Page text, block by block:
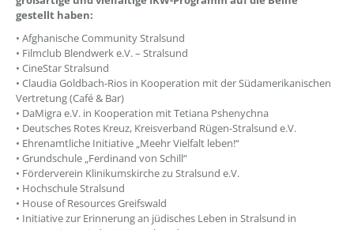
gestellt haben:
• Afghanische Community Stralsund
• Filmclub Blendwerk e.V. – Stralsund
• CineStar Stralsund
• Claudia Goldbach-Rios in Kooperation mit der Südamerikanischen
Vertretung (Café & Bar)
• DaMigra e.V. in Kooperation mit Tetiana Pshenychna
• Deutsches Rotes Kreuz, Kreisverband Rügen-Stralsund e.V.
• Ehrenamtliche Initiative „Meehr Vielfalt leben!“
• Grundschule „Ferdinand von Schill“
• Förderverein Klinikumskirche zu Stralsund e.V.
• Hochschule Stralsund
• House of Resources Greifswald
• Initiative zur Erinnerung an jüdisches Leben in Stralsund in